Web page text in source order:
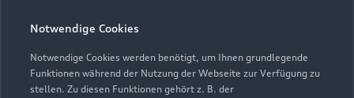
Notwendige Cookies
Notwendige Cookies werden benötigt, um Ihnen grundlegende
Funktionen während der Nutzung der Webseite zur Verfügung zu
stellen. Zu diesen Funktionen gehört z. B. der
Zurück nach oben